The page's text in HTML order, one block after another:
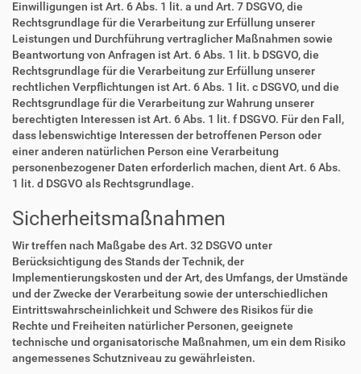
Einwilligungen ist Art. 6 Abs. 1 lit. a und Art. 7 DSGVO, die
Rechtsgrundlage für die Verarbeitung zur Erfüllung unserer
Leistungen und Durchführung vertraglicher Maßnahmen sowie
Beantwortung von Anfragen ist Art. 6 Abs. 1 lit. b DSGVO, die
Rechtsgrundlage für die Verarbeitung zur Erfüllung unserer
rechtlichen Verpflichtungen ist Art. 6 Abs. 1 lit. c DSGVO, und die
Rechtsgrundlage für die Verarbeitung zur Wahrung unserer
berechtigten Interessen ist Art. 6 Abs. 1 lit. f DSGVO. Für den Fall,
dass lebenswichtige Interessen der betroffenen Person oder
einer anderen natürlichen Person eine Verarbeitung
personenbezogener Daten erforderlich machen, dient Art. 6 Abs.
1 lit. d DSGVO als Rechtsgrundlage.
Sicherheitsmaßnahmen
Wir treffen nach Maßgabe des Art. 32 DSGVO unter
Berücksichtigung des Stands der Technik, der
Implementierungskosten und der Art, des Umfangs, der Umstände
und der Zwecke der Verarbeitung sowie der unterschiedlichen
Eintrittswahrscheinlichkeit und Schwere des Risikos für die
Rechte und Freiheiten natürlicher Personen, geeignete
technische und organisatorische Maßnahmen, um ein dem Risiko
angemessenes Schutzniveau zu gewährleisten.